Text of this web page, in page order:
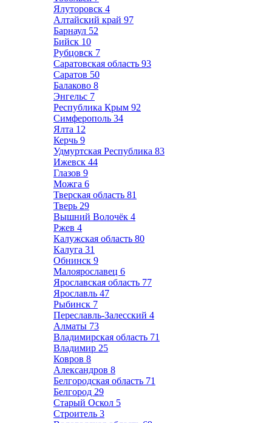
Ялуторовск 4
Алтайский край 97
Барнаул 52
Бийск 10
Рубцовск 7
Саратовская область 93
Саратов 50
Балаково 8
Энгельс 7
Республика Крым 92
Симферополь 34
Ялта 12
Керчь 9
Удмуртская Республика 83
Ижевск 44
Глазов 9
Можга 6
Тверская область 81
Тверь 29
Вышний Волочёк 4
Ржев 4
Калужская область 80
Калуга 31
Обнинск 9
Малоярославец 6
Ярославская область 77
Ярославль 47
Рыбинск 7
Переславль-Залесский 4
Алматы 73
Владимирская область 71
Владимир 25
Ковров 8
Александров 8
Белгородская область 71
Белгород 29
Старый Оскол 5
Строитель 3